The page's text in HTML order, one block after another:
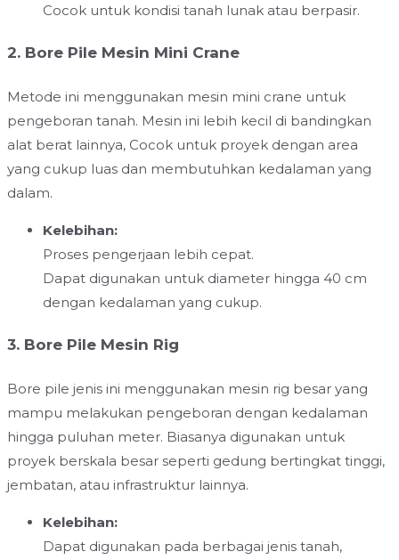
Cocok untuk kondisi tanah lunak atau berpasir.
2. Bore Pile Mesin Mini Crane
Metode ini menggunakan mesin mini crane untuk
pengeboran tanah. Mesin ini lebih kecil di bandingkan
alat berat lainnya, Cocok untuk proyek dengan area
yang cukup luas dan membutuhkan kedalaman yang
dalam.
Kelebihan:
Proses pengerjaan lebih cepat.
Dapat digunakan untuk diameter hingga 40 cm
dengan kedalaman yang cukup.
3. Bore Pile Mesin Rig
Bore pile jenis ini menggunakan mesin rig besar yang
mampu melakukan pengeboran dengan kedalaman
hingga puluhan meter. Biasanya digunakan untuk
proyek berskala besar seperti gedung bertingkat tinggi,
jembatan, atau infrastruktur lainnya.
Kelebihan:
Dapat digunakan pada berbagai jenis tanah,